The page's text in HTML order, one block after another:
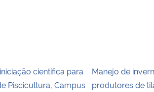
científica para
Piscicultura, Campus
Manejo de
produtores de